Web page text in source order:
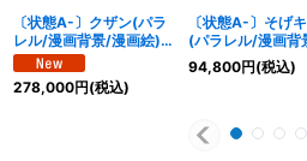
〔状態A-〕クザン(パラ
レル/漫画背景/漫画絵)
【R/SP】{OP16-063}
278,000円(税込)
〔状態A-〕そげ
(パラレル/漫画背
画絵/左下ロゴ無)
【SEC/SP】
94,800円(税込)